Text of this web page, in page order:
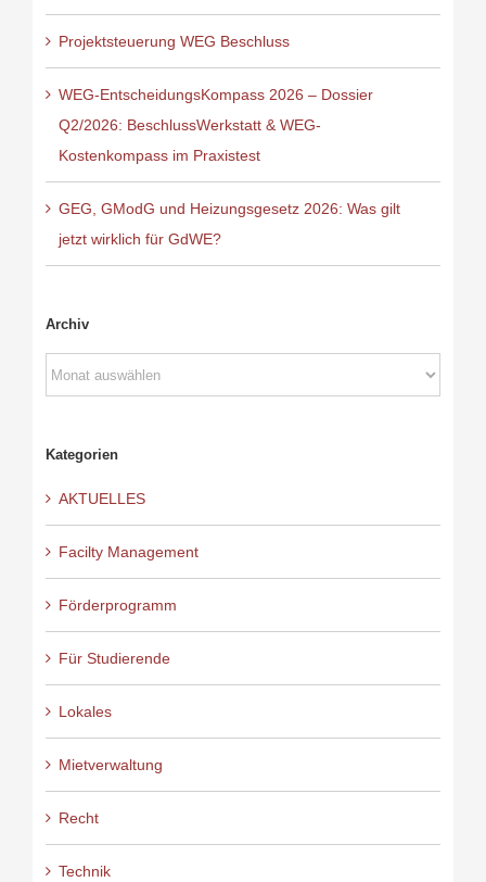
Projektsteuerung WEG Beschluss
WEG-EntscheidungsKompass 2026 – Dossier
Q2/2026: BeschlussWerkstatt & WEG-
Kostenkompass im Praxistest
GEG, GModG und Heizungsgesetz 2026: Was gilt
jetzt wirklich für GdWE?
Archiv
Archiv
Kategorien
AKTUELLES
Facilty Management
Förderprogramm
Für Studierende
Lokales
Mietverwaltung
Recht
Technik